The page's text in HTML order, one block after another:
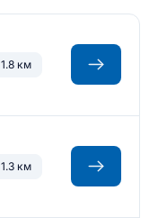
1.8 км
1.3 км